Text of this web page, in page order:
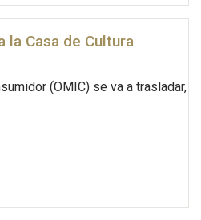
la Casa de Cultura
(OMIC) se va a trasladar,